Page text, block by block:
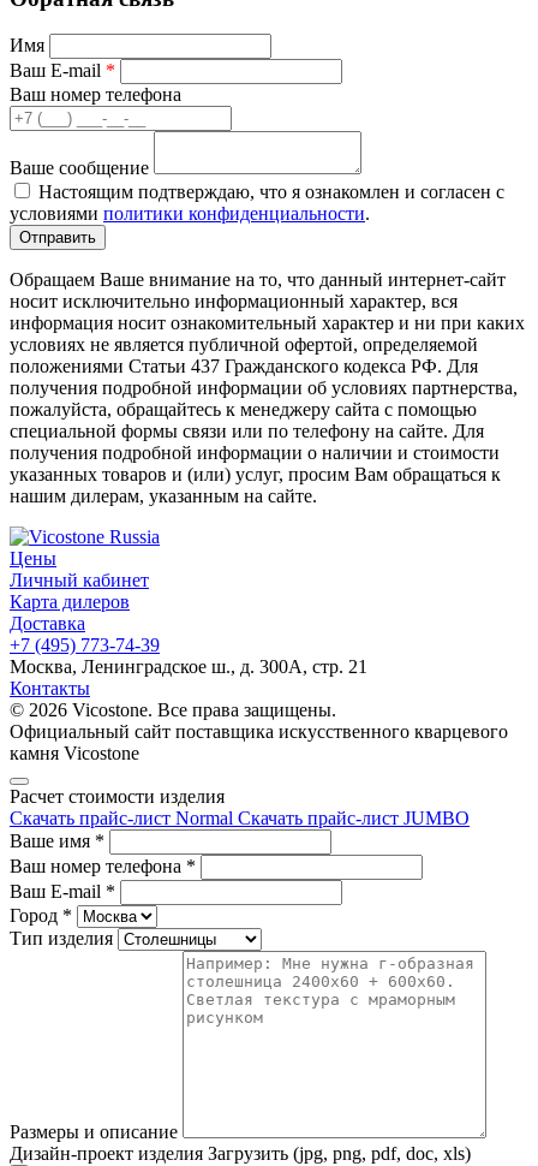
Имя
Ваш E-mail *
Ваш номер телефона
Ваше сообщение
Настоящим подтверждаю, что я ознакомлен и согласен с
условиями политики конфиденциальности.
Обращаем Ваше внимание на то, что данный интернет-сайт
носит исключительно информационный характер, вся
информация носит ознакомительный характер и ни при каких
условиях не является публичной офертой, определяемой
положениями Статьи 437 Гражданского кодекса РФ. Для
получения подробной информации об условиях партнерства,
пожалуйста, обращайтесь к менеджеру сайта с помощью
специальной формы связи или по телефону на сайте. Для
получения подробной информации о наличии и стоимости
указанных товаров и (или) услуг, просим Вам обращаться к
нашим дилерам, указанным на сайте.
Цены
Личный кабинет
Карта дилеров
Доставка
+7 (495) 773-74-39
Москва, Ленинградское ш., д. 300А, стр. 21
Контакты
© 2026 Vicostone. Все права защищены.
Официальный сайт поставщика искусственного кварцевого
камня Vicostone
Расчет стоимости изделия
Скачать прайс-лист Normal Скачать прайс-лист JUMBO
Ваше имя *
Ваш номер телефона *
Ваш E-mail *
Город *
Тип изделия
Размеры и описание
Дизайн-проект изделия Загрузить (jpg, png, pdf, doc, xls)